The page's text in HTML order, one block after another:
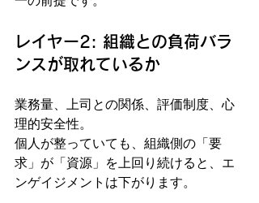
レイヤー2: 組織との負荷バラ
ンスが取れているか
業務量、上司との関係、評価制度、心
理的安全性。
個人が整っていても、組織側の「要
求」が「資源」を上回り続けると、エ
ンゲイジメントは下がります。